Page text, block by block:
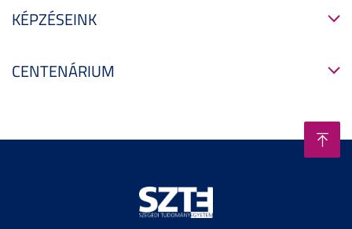
KÉPZÉSEINK
CENTENÁRIUM